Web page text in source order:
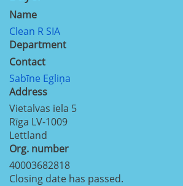
Name
Clean R SIA
Department
Contact
Sabīne Egliņa
Address
Vietalvas iela 5
Rīga LV-1009
Lettland
Org. number
40003682818
Closing date has passed.